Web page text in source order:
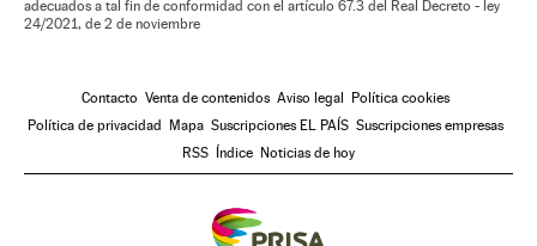
adecuados a tal fin de conformidad con el artículo 67.3 del Real Decreto - ley
24/2021, de 2 de noviembre
Contacto Venta de contenidos Aviso legal
Política cookies
Política de privacidad
Mapa Suscripciones EL PAÍS Suscripciones empresas
RSS
Índice Noticias de hoy